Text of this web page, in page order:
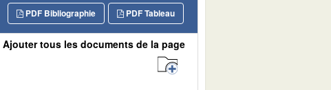
PDF Tableau
PDF Bibliographie
Ajouter tous les documents de la page